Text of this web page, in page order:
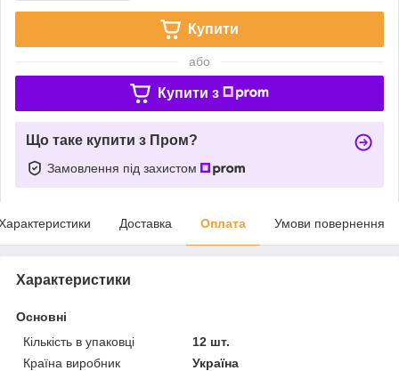
Купити
або
Купити з
Що таке купити з Пром?
Замовлення під захистом
Доставка Оплата Умови повернення
Характеристики
Основні
Кількість в упаковці
12 шт.
Країна виробник
Україна